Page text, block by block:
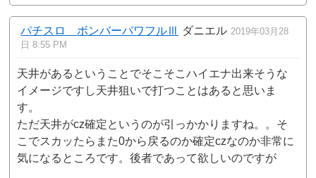
パチスロ ボンバーパワフルⅢ ダニエル 2019年03月28
日 8:55 PM
天井があるということでそこそこハイエナ出来そうな
イメージですし天井狙いで打つことはあると思いま
す。
ただ天井がcz確定というのが引っかかりますね。。そ
こでスカッたらまた0から戻るのか確定czなのか非常に
気になるところです。後者であって欲しいのですが